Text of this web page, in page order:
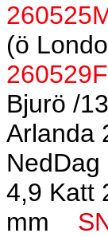
(ö
260529F
Bjurö /
Arlanda
4,9 Katt
mm